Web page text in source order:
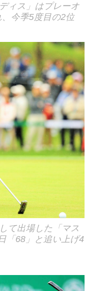
ィス」はプレーオ
今季5度目の2位
て出場した「マス
「68」と追い上げ4